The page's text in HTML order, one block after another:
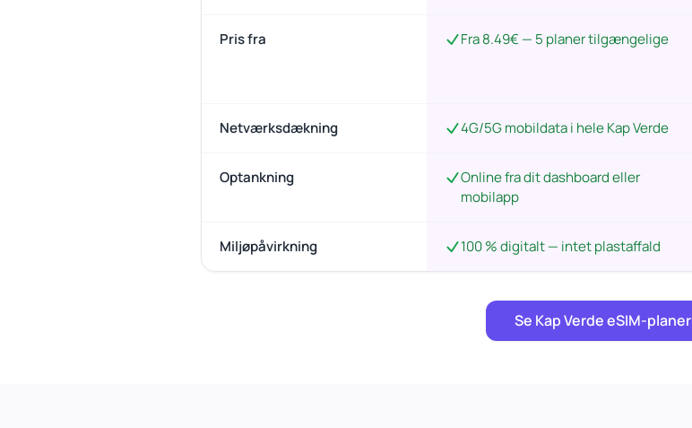
Pris fra Fra 8.49€ — 5 planer tilgængelige
Netværksdækning 4G/5G mobildata i hele Kap Verde
Optankning
Online fra dit dashboard eller
mobilapp
Miljøpåvirkning 100 % digitalt — intet plastaffald
Se Kap Verde eSIM-planer